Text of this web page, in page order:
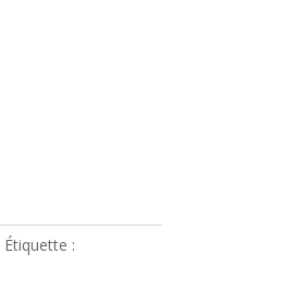
Étiquette :